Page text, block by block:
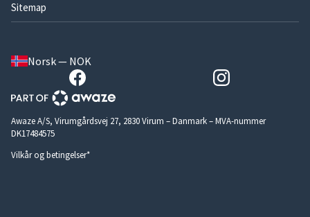
Sitemap
Norsk — NOK
Awaze A/S, Virumgårdsvej 27, 2830 Virum – Danmark – MVA-nummer
DK17484575
Vilkår og betingelser*